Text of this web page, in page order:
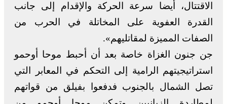
الاقتتال، أيضا سرعة الحركة والإقدام إلى جانب
القدرة العفوية على المخاتلة في الحرب من
الصفات المميزة لمقاتليهم».
جن جنون الغزاة خاصة بعد أن أحبط موحا أوحمو
استراتيجيتهم الرامية إلى التحكم في المعابر التي
تصل الشمال بالجنوب فدفعوا بفيلق من قواتهم